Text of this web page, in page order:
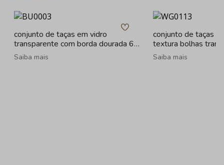
conjunto de taças em vidro
transparente com borda dourada 6
peças - 330ml
Saiba mais
conjunto de taças
textura bolhas
- 260ml
Saiba mais